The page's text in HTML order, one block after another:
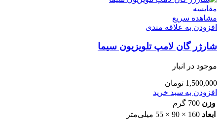
مقایسه
مشاهده سریع
افزودن به علاقه مندی
شارژر گان لامپ تلویزیون سیما
موجود در انبار
1,500,000 تومان
افزودن به سبد خرید
وزن 700 گرم
ابعاد 160 × 90 × 55 میلی‌متر